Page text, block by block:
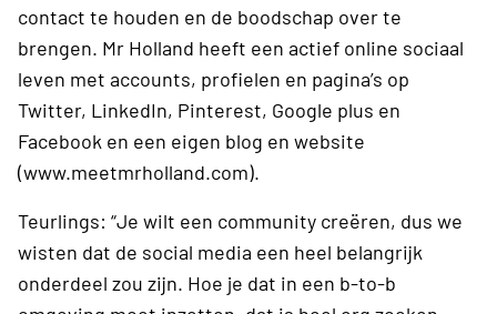
contact te houden en de boodschap over te
brengen. Mr Holland heeft een actief online sociaal
leven met accounts, profielen en pagina’s op
Twitter, LinkedIn, Pinterest, Google plus en
Facebook en een eigen blog en website
(www.meetmrholland.com).
Teurlings: “Je wilt een community creëren, dus we
wisten dat de social media een heel belangrijk
onderdeel zou zijn. Hoe je dat in een b-to-b